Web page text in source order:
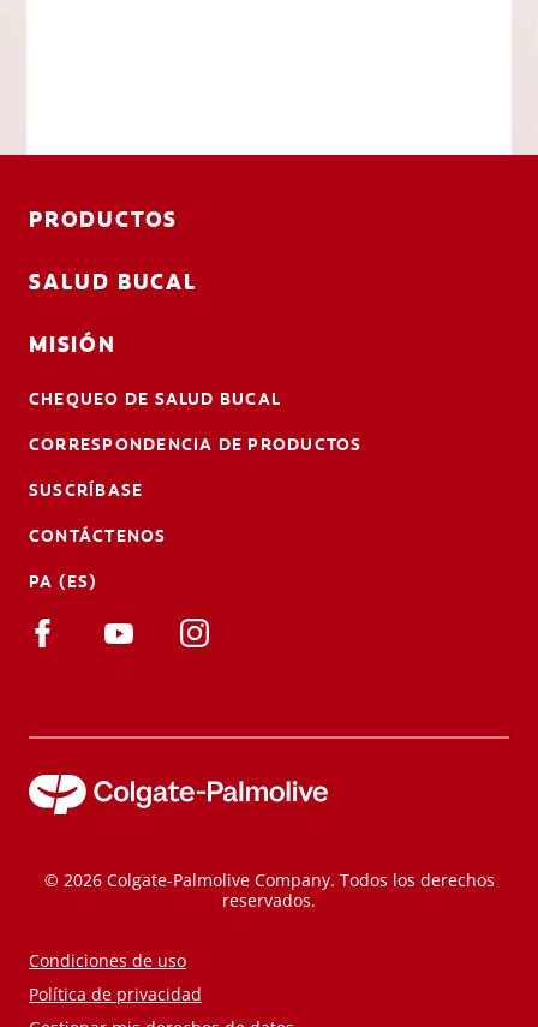
PRODUCTOS
SALUD BUCAL
MISIÓN
CHEQUEO DE SALUD BUCAL
CORRESPONDENCIA DE PRODUCTOS
SUSCRÍBASE
CONTÁCTENOS
PA (ES)
© 2026 Colgate-Palmolive Company. Todos los derechos
reservados.
Condiciones de uso
Política de privacidad